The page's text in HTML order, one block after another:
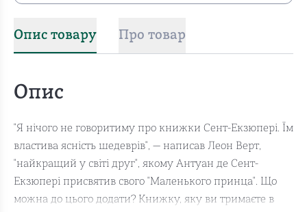
Опис товару Про товар
Опис
"Я нічого не говоритиму про книжки Сент-Екзюпері. Їм
властива ясність шедеврів", — написав Леон Верт,
"найкращий у світі друг", якому Антуан де Сент-
Екзюпері присвятив свого "Маленького принца". Що
можна до цього додати? Книжку, яку ви тримаєте в